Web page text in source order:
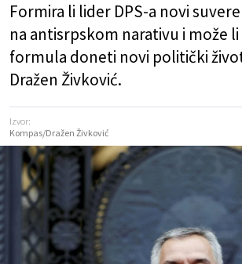
Formira li lider DPS-a novi
na antisrpskom narativu i može
formula doneti novi politički
Dražen Živković.
Izvor:
Kompas/Dražen Živković